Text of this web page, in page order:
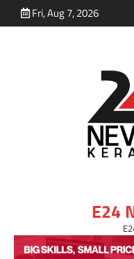
Fri, Aug 7, 2026
E24